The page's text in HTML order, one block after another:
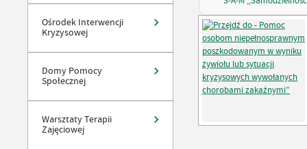
Ośrodek Interwencji
Kryzysowej
Domy Pomocy
Społecznej
Warsztaty Terapii
Zajęciowej